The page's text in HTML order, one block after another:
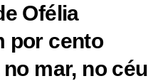
Ofélia
por cento
mar, no céu